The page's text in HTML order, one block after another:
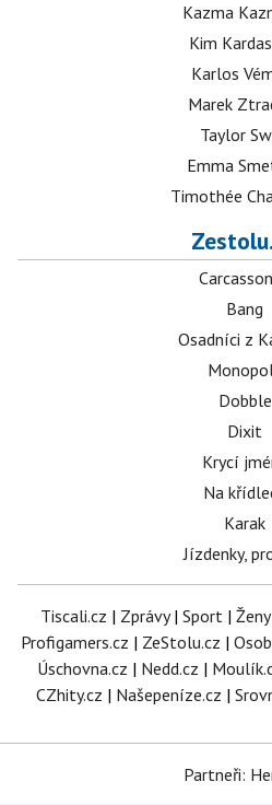
Kazma
Kim
Karlos
Marek
Taylor
Emma
Timothée
Bang
Osadníci z
Dobble
Dixit
Krycí
Na
Karak
Jízdenky,
Tiscali.cz | Zprávy| Sport | Ženy
Profigamers.cz | ZeStolu.cz |
Úschovna.cz | Nedd.cz |
CZhity.cz | Našepeníze.cz |
Partneři: